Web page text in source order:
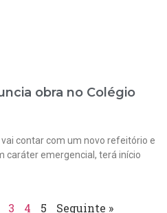
obra no Colégio
contar com um novo refeitório e
caráter emergencial, terá início
3 4 5 Seguinte »